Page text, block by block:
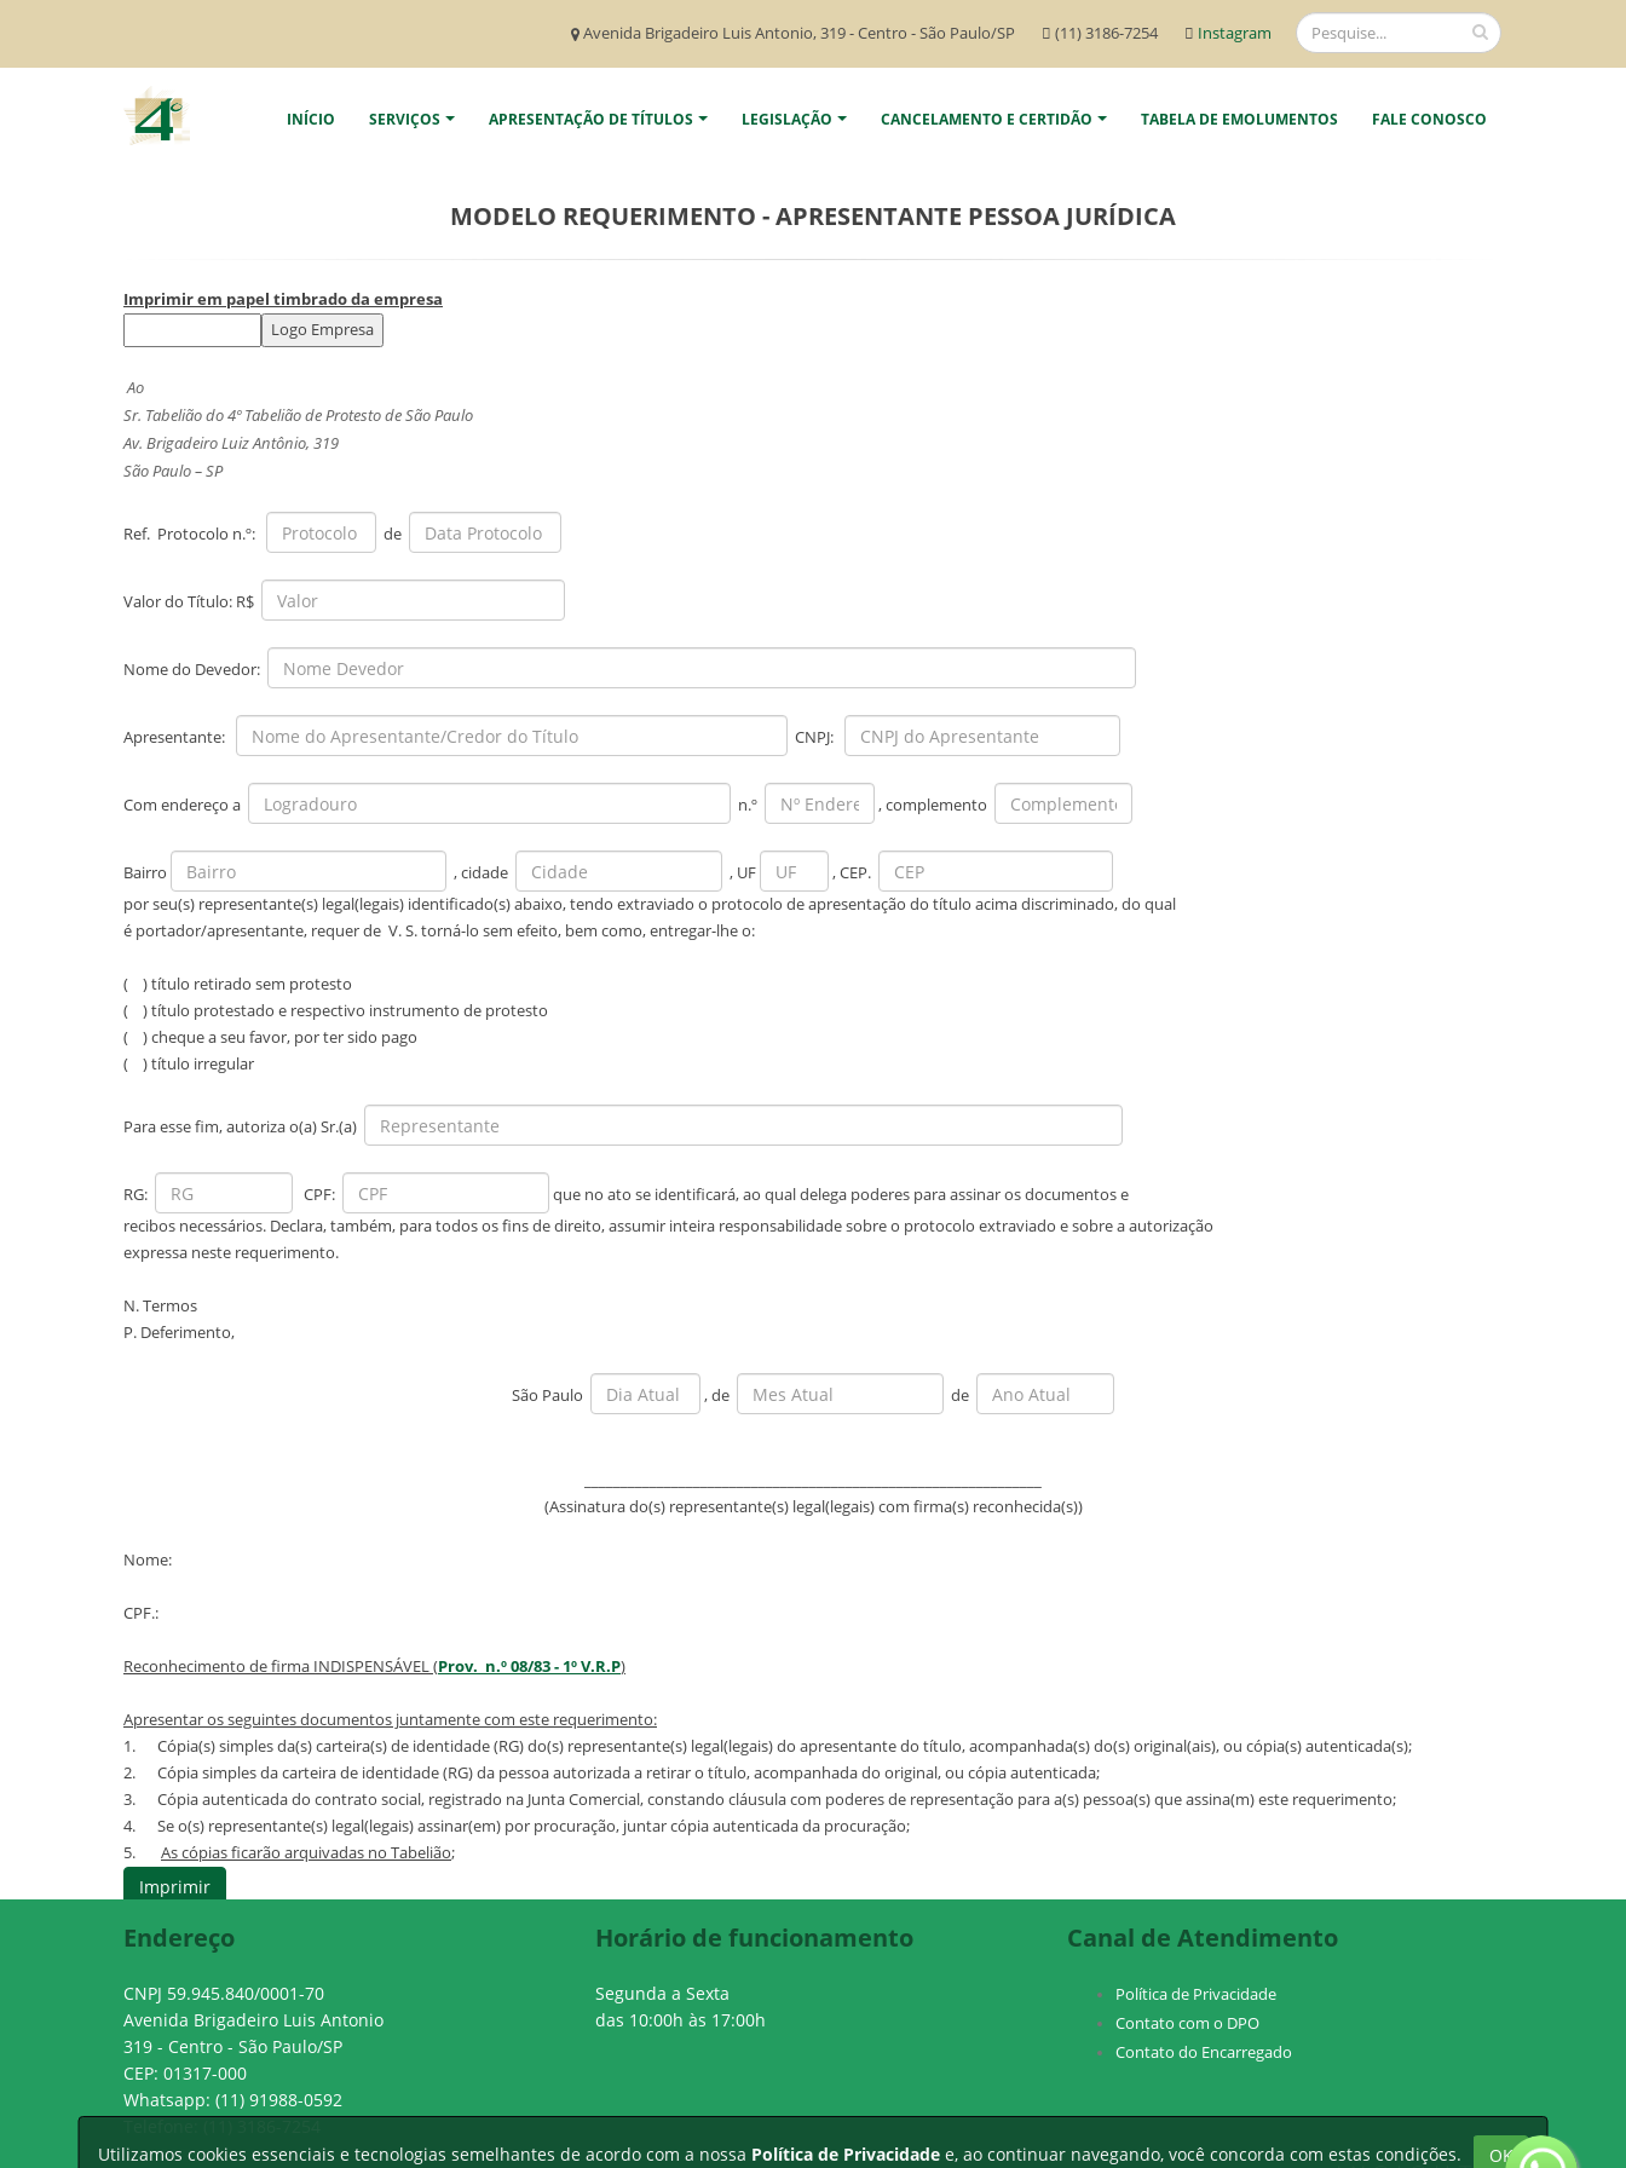
Avenida Brigadeiro Luis Antonio, 319 - Centro - São Paulo/SP (11) 3186-7254 Instagram
INÍCIO SERVIÇOS APRESENTAÇÃO DE TÍTULOS LEGISLAÇÃO CANCELAMENTO E CERTIDÃO TABELA DE EMOLUMENTOS FALE CONOSCO
MODELO REQUERIMENTO - APRESENTANTE PESSOA JURÍDICA
Imprimir em papel timbrado da empresa
Ao
Sr. Tabelião do 4º Tabelião de Protesto de São Paulo
Av. Brigadeiro Luiz Antônio, 319
São Paulo – SP
Ref. Protocolo n.º: de
Valor do Título: R$
Nome do Devedor:
Apresentante: CNPJ:
Com endereço a n.º , complemento
Bairro , cidade , UF
, CEP.
por seu(s) representante(s) legal(legais) identificado(s) abaixo, tendo extraviado o protocolo de apresentação do título acima discriminado, do qual
é portador/apresentante, requer de V. S. torná-lo sem efeito, bem como, entregar-lhe o:
( ) título retirado sem protesto
( ) título protestado e respectivo instrumento de protesto
( ) cheque a seu favor, por ter sido pago
( ) título irregular
Para esse fim, autoriza o(a) Sr.(a)
RG: CPF:
que no ato se identificará, ao qual delega poderes para assinar os documentos e
recibos necessários. Declara, também, para todos os fins de direito, assumir inteira responsabilidade sobre o protocolo extraviado e sobre a autorização
expressa neste requerimento.
N. Termos
P. Deferimento,
São Paulo , de de
(Assinatura do(s) representante(s) legal(legais) com firma(s) reconhecida(s))
Nome:
CPF.:
Reconhecimento de firma INDISPENSÁVEL (Prov. n.º 08/83 - 1º V.R.P)
Apresentar os seguintes documentos juntamente com este requerimento:
1. Cópia(s) simples da(s) carteira(s) de identidade (RG) do(s) representante(s) legal(legais) do apresentante do título, acompanhada(s) do(s) original(ais), ou cópia(s) autenticada(s);
2. Cópia simples da carteira de identidade (RG) da pessoa autorizada a retirar o título, acompanhada do original, ou cópia autenticada;
3. Cópia autenticada do contrato social, registrado na Junta Comercial, constando cláusula com poderes de representação para a(s) pessoa(s) que assina(m) este requerimento;
4. Se o(s) representante(s) legal(legais) assinar(em) por procuração, juntar cópia autenticada da procuração;
5. As cópias ficarão arquivadas no Tabelião;
Endereço
CNPJ 59.945.840/0001-70
Avenida Brigadeiro Luis Antonio
319 - Centro - São Paulo/SP
CEP: 01317-000
Whatsapp: (11) 91988-0592
Horário de funcionamento
Segunda a Sexta
das 10:00h às 17:00h
Canal de Atendimento
Política de Privacidade
Contato com o DPO
Contato do Encarregado
Utilizamos cookies essenciais e tecnologias semelhantes de acordo com a nossa Política de Privacidadee, ao continuar navegando, você concorda com estas condições. OK